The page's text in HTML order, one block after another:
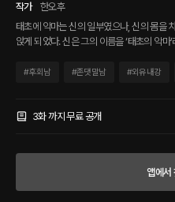
작가
한오후
태초에 악마는 신의 일부였으나, 신의 몸을
앉게 되었다. 신은 그의 이름을 ‘태초의 악
은 자신들의 아름다움을 이용하여 인간을
악마 루시퍼. 그런 루시퍼가 인간인 혜아를 만나
#후회남 #존댓말남 #외유내강
3화 까지 무료 공개
앱에서